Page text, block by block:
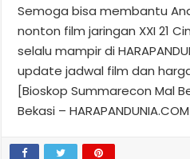
Semoga bisa membantu
nonton film jaringan XXI 21
selalu mampir di
update jadwal film dan
[Bioskop Summarecon Mal
Bekasi –